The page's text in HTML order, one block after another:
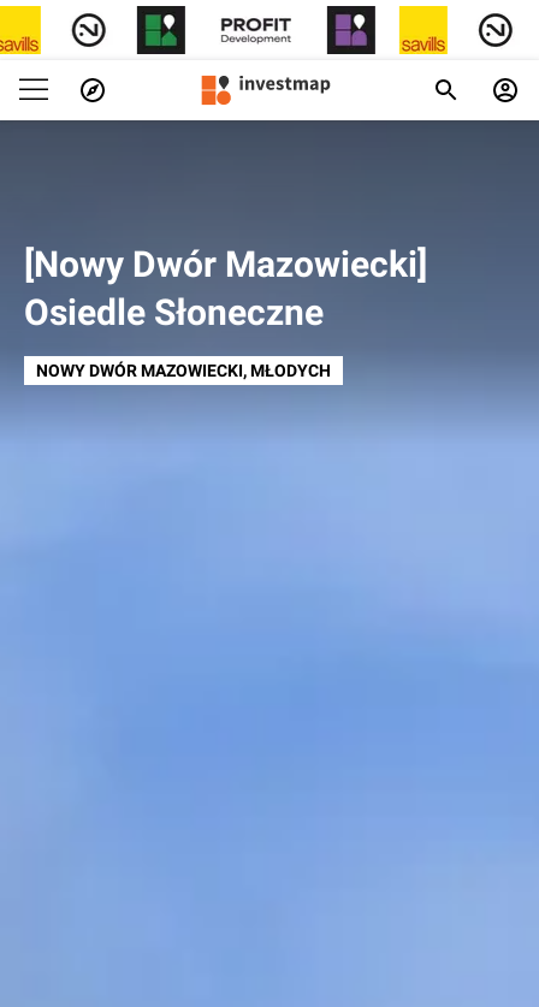
[Nowy Dwór Mazowiecki]
Osiedle Słoneczne
NOWY DWÓR MAZOWIECKI, MŁODYCH